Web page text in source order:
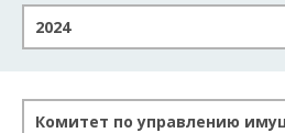
2024
Комитет по управлению